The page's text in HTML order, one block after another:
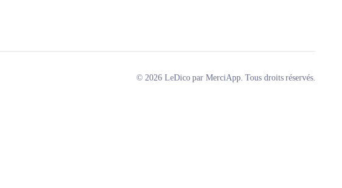
© 2026 LeDico par MerciApp. Tous droits réservés.